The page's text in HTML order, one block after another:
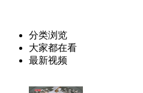
分类浏览
大家都在看
最新视频